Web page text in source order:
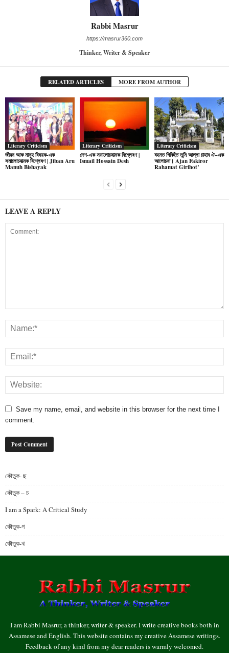
Rabbi Masrur
https://masrur360.com
Thinker, Writer & Speaker
RELATED ARTICLES MORE FROM AUTHOR
Literary Criticism
জীৱন আৰু মানুহ বিষয়ক-এক
সমালোচনাত্মক বিশ্লেষণ | Jiban Aru
Manuh Bishayak
Literary Criticism
দেশ-এক সমালোচনাত্মক বিশ্লেষণ |
Ismail Hossain Desh
Literary Criticism
ৰহমত গিৰিহঁত তুমি আল্লা চাহাব ঐ–এক
আলোচনা। Ajan Fakiror
Rahamat Girihot’
LEAVE A REPLY
Save my name, email, and website in this browser for the next time I
comment.
কৌতুক- ছ
কৌতুক – চ
I am a Spark: A Critical Study
কৌতুক-গ
কৌতুক-খ
I am Rabbi Masrur, a thinker, writer & speaker. I write creative books both in
Assamese and English. This website contains my creative Assamese writings.
Feedback of any kind from my dear readers is warmly welcomed.